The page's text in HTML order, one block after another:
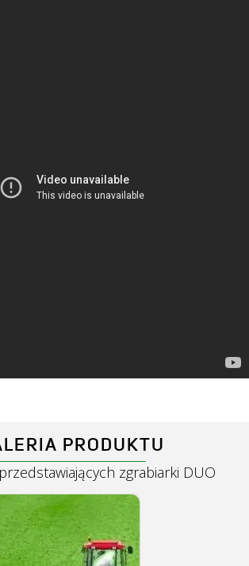
PRODUKTU
zgrabiarki DUO